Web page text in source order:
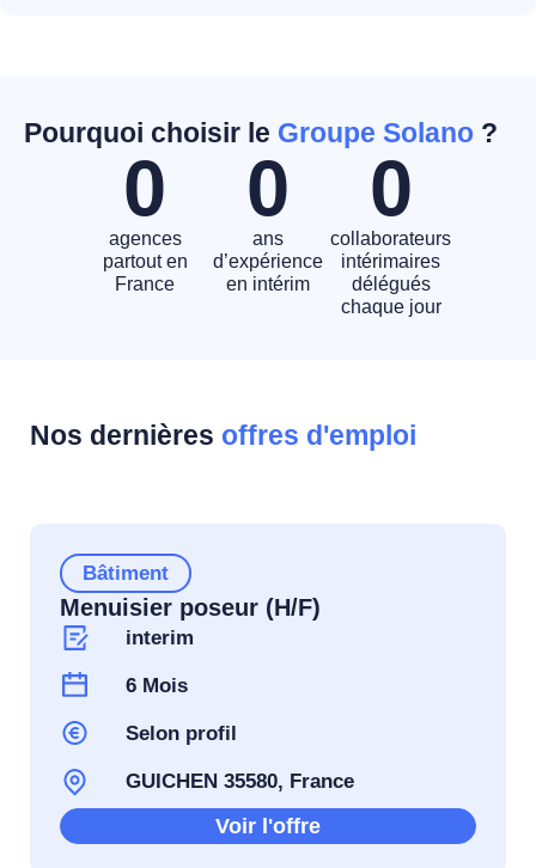
Pourquoi choisir le Groupe Solano ?
agences
partout en
France
0
ans
d’expérience
en intérim
0
collaborateurs
intérimaires
délégués
chaque jour
0
Nos dernières offres d'emploi
Bâtiment
Menuisier poseur (H/F)
interim
6 Mois
Selon profil
GUICHEN 35580, France
Voir l'offre